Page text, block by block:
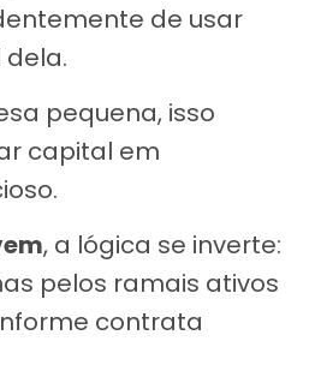
de usar
pequena, isso
capital em
, a lógica se inverte:
pelos ramais ativos
contrata